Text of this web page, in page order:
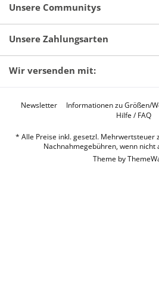
Unsere Communitys
Unsere Zahlungsarten
Wir versenden mit:
Newsletter Informationen zu Größen/
Hilfe / FAQ
* Alle Preise inkl. gesetzl. Mehrwertsteuer
Nachnahmegebühren, wenn nicht
Theme by